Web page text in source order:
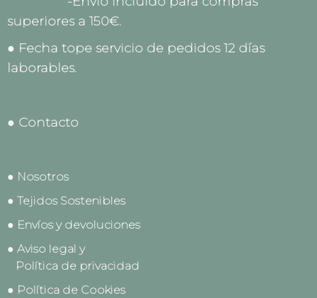
superiores a 150€.
● Fecha tope servicio de pedidos 12 días
laborables.
● Contacto
● Nosotros
● Tejidos Sostenibles
● Envíos y devoluciones
● Aviso legal y
Política de privacidad
● Política de Cookies